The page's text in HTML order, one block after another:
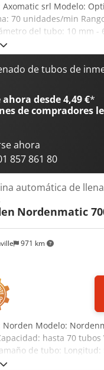
Axomatic srl Modelo:
70 unidades/min
del tubo: 10 mm -
de tubos de
desde 4,49 €*
de compradores
ahora
857 861 80
971 km
automática de
Nordenmatic
Norden Modelo:
hasta 70
de tubo:
de limpieza +